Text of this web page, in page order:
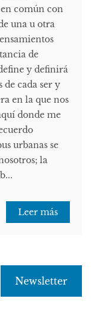
común con
una u otra
de
y definirá
de cada ser y
en la que nos
donde me
urbanas se
la
Leer más
Newsletter